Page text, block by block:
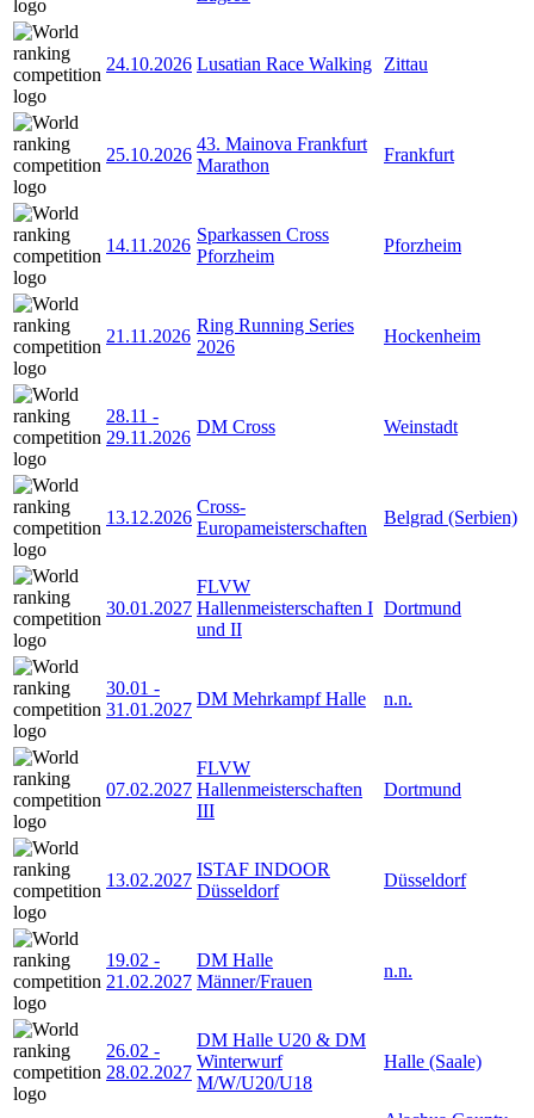
24.10.2026 Lusatian Race Walking Zittau
25.10.2026
43. Mainova Frankfurt
Marathon
Frankfurt
14.11.2026
Sparkassen Cross
Pforzheim
Pforzheim
21.11.2026
Ring Running Series
2026
Hockenheim
28.11 -
29.11.2026
DM Cross Weinstadt
13.12.2026
Cross-
Europameisterschaften
Belgrad (Serbien)
30.01.2027
FLVW
Hallenmeisterschaften I
und II
Dortmund
30.01 -
31.01.2027
DM Mehrkampf Halle n.n.
07.02.2027
FLVW
Hallenmeisterschaften
III
Dortmund
13.02.2027
ISTAF INDOOR
Düsseldorf
Düsseldorf
19.02 -
21.02.2027
DM Halle
Männer/Frauen
n.n.
26.02 -
28.02.2027
DM Halle U20 & DM
Winterwurf
M/W/U20/U18
Halle (Saale)